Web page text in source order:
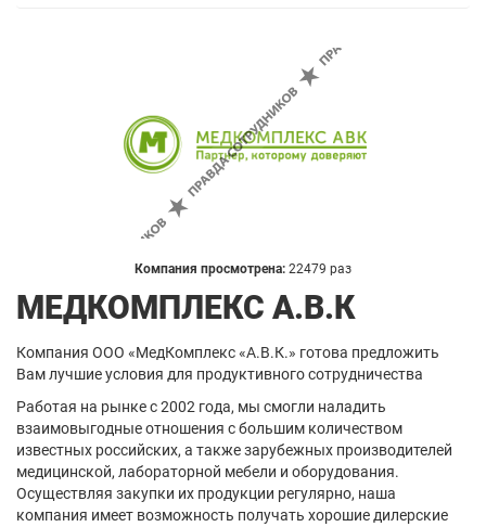
Компания просмотрена: 22479 раз
МЕДКОМПЛЕКС А.В.К
Компания ООО «МедКомплекс «А.В.К.» готова предложить
Вам лучшие условия для продуктивного сотрудничества
Работая на рынке с 2002 года, мы смогли наладить
взаимовыгодные отношения с большим количеством
известных российских, а также зарубежных производителей
медицинской, лабораторной мебели и оборудования.
Осуществляя закупки их продукции регулярно, наша
компания имеет возможность получать хорошие дилерские